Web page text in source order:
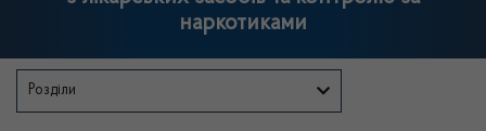
наркотиками
Розділи